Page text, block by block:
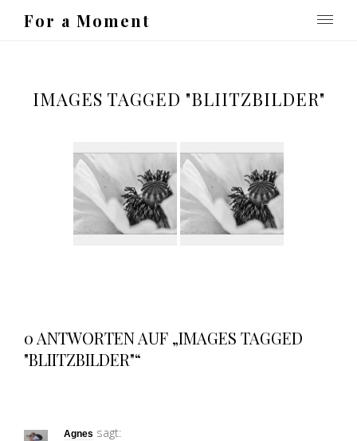
For a Moment
IMAGES TAGGED "BLIITZBILDER"
0 ANTWORTEN AUF „IMAGES TAGGED
"BLIITZBILDER"“
Agnes sagt: